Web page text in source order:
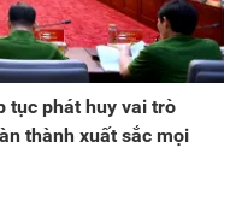
tục phát huy vai trò
thành xuất sắc mọi